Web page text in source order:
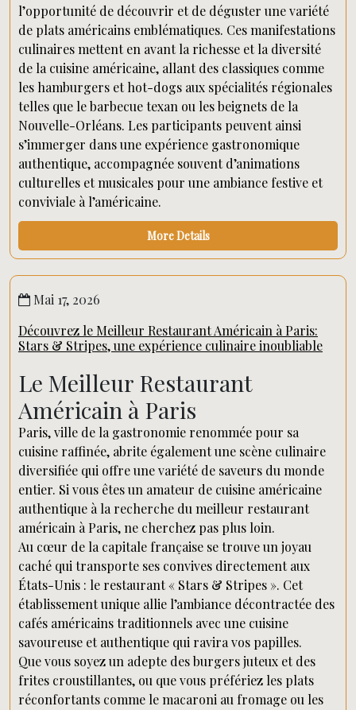
l’opportunité de découvrir et de déguster une variété
de plats américains emblématiques. Ces manifestations
culinaires mettent en avant la richesse et la diversité
de la cuisine américaine, allant des classiques comme
les hamburgers et hot-dogs aux spécialités régionales
telles que le barbecue texan ou les beignets de la
Nouvelle-Orléans. Les participants peuvent ainsi
s’immerger dans une expérience gastronomique
authentique, accompagnée souvent d’animations
culturelles et musicales pour une ambiance festive et
conviviale à l’américaine.
More Details
Mai 17, 2026
Découvrez le Meilleur Restaurant Américain à Paris:
Stars & Stripes, une expérience culinaire inoubliable
Le Meilleur Restaurant
Américain à Paris
Paris, ville de la gastronomie renommée pour sa
cuisine raffinée, abrite également une scène culinaire
diversifiée qui offre une variété de saveurs du monde
entier. Si vous êtes un amateur de cuisine américaine
authentique à la recherche du meilleur restaurant
américain à Paris, ne cherchez pas plus loin.
Au cœur de la capitale française se trouve un joyau
caché qui transporte ses convives directement aux
États-Unis : le restaurant « Stars & Stripes ». Cet
établissement unique allie l’ambiance décontractée des
cafés américains traditionnels avec une cuisine
savoureuse et authentique qui ravira vos papilles.
Que vous soyez un adepte des burgers juteux et des
frites croustillantes, ou que vous préfériez les plats
réconfortants comme le macaroni au fromage ou les